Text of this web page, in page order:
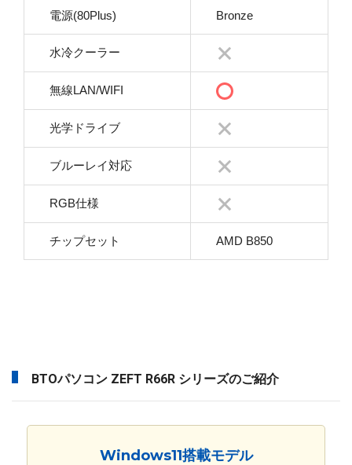
電源(80Plus) Bronze
水冷クーラー
無線LAN/WIFI
光学ドライブ
ブルーレイ対応
RGB仕様
チップセット AMD B850
BTOパソコン ZEFT R66R シリーズのご紹介
Windows11搭載モデル